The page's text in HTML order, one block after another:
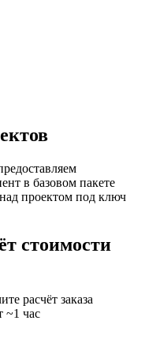
в базовом пакете
проектом под ключ
стоимости
расчёт заказа
~1 час